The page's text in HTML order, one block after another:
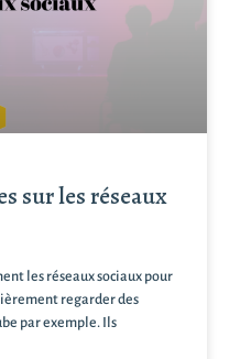
sur les réseaux
les réseaux sociaux pour
regarder des
par exemple. Ils